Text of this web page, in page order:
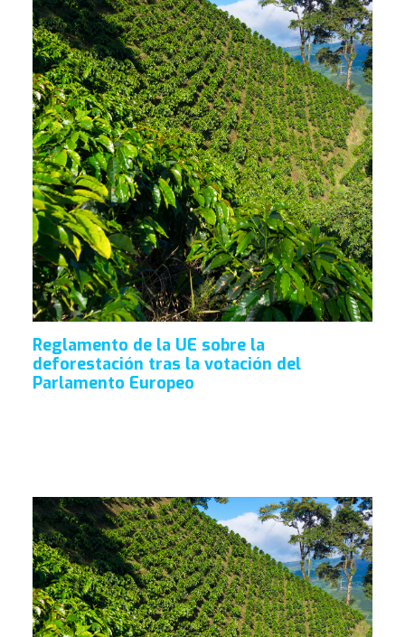
Reglamento de la UE sobre la
deforestación tras la votación del
Parlamento Europeo